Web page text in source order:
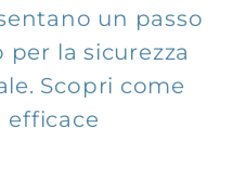
un passo
la sicurezza
Scopri come
efficace